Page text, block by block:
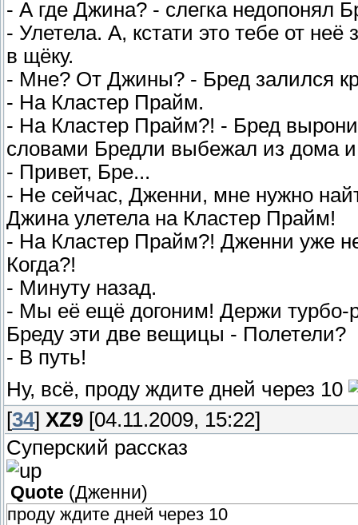
- А где Джина? - слегка недопонял
- Улетела. А, кстати это тебе от
в щёку.
- Мне? От Джины? - Бред залился
- На Кластер Прайм.
- На Кластер Прайм?! - Бред
словами Бредли выбежал из дома и
- Привет, Бре...
- Не сейчас, Дженни, мне нужно
Джина улетела на Кластер Прайм!
- На Кластер Прайм?! Дженни уже
Когда?!
- Минуту назад.
- Мы её ещё догоним! Держи турбо-
Бреду эти две вещицы - Полетели?
- В путь!
Ну, всё, проду ждите дней через 10
[34] XZ9 [04.11.2009, 15:22]
Суперский рассказ
Quote (Дженни)
проду ждите дней через 10